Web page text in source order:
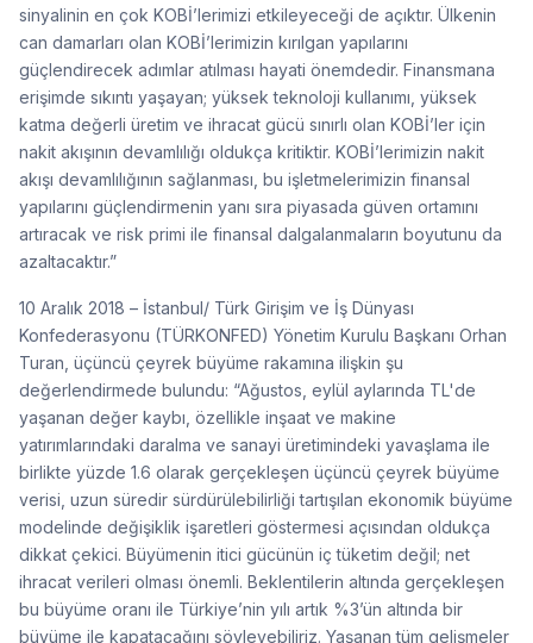
sinyalinin en çok KOBİ’lerimizi etkileyeceği de açıktır. Ülkenin
can damarları olan KOBİ’lerimizin kırılgan yapılarını
güçlendirecek adımlar atılması hayati önemdedir. Finansmana
erişimde sıkıntı yaşayan; yüksek teknoloji kullanımı, yüksek
katma değerli üretim ve ihracat gücü sınırlı olan KOBİ’ler için
nakit akışının devamlılığı oldukça kritiktir. KOBİ’lerimizin nakit
akışı devamlılığının sağlanması, bu işletmelerimizin finansal
yapılarını güçlendirmenin yanı sıra piyasada güven ortamını
artıracak ve risk primi ile finansal dalgalanmaların boyutunu da
azaltacaktır.”
10 Aralık 2018 – İstanbul/ Türk Girişim ve İş Dünyası
Konfederasyonu (TÜRKONFED) Yönetim Kurulu Başkanı Orhan
Turan, üçüncü çeyrek büyüme rakamına ilişkin şu
değerlendirmede bulundu: “Ağustos, eylül aylarında TL'de
yaşanan değer kaybı, özellikle inşaat ve makine
yatırımlarındaki daralma ve sanayi üretimindeki yavaşlama ile
birlikte yüzde 1.6 olarak gerçekleşen üçüncü çeyrek büyüme
verisi, uzun süredir sürdürülebilirliği tartışılan ekonomik büyüme
modelinde değişiklik işaretleri göstermesi açısından oldukça
dikkat çekici. Büyümenin itici gücünün iç tüketim değil; net
ihracat verileri olması önemli. Beklentilerin altında gerçekleşen
bu büyüme oranı ile Türkiye’nin yılı artık %3’ün altında bir
büyüme ile kapatacağını söyleyebiliriz. Yaşanan tüm gelişmeler